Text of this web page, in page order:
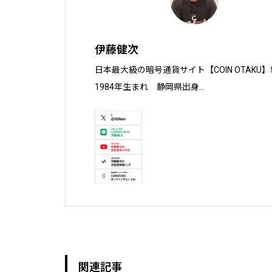
伊藤健次
日本最大級の暗号通貨サイト【COIN OTAKU
1984年生まれ　静岡県出身
慶應義塾大学 大学院 経営管理研究科 ヘルス
株式会社ソクラテス 代表取締役 / 国内企業暗
暗号資産投資アナリスト / Fintechコンサルタ
真相解説 仮想通貨NEWS!出演　その他各メデ
関連記事